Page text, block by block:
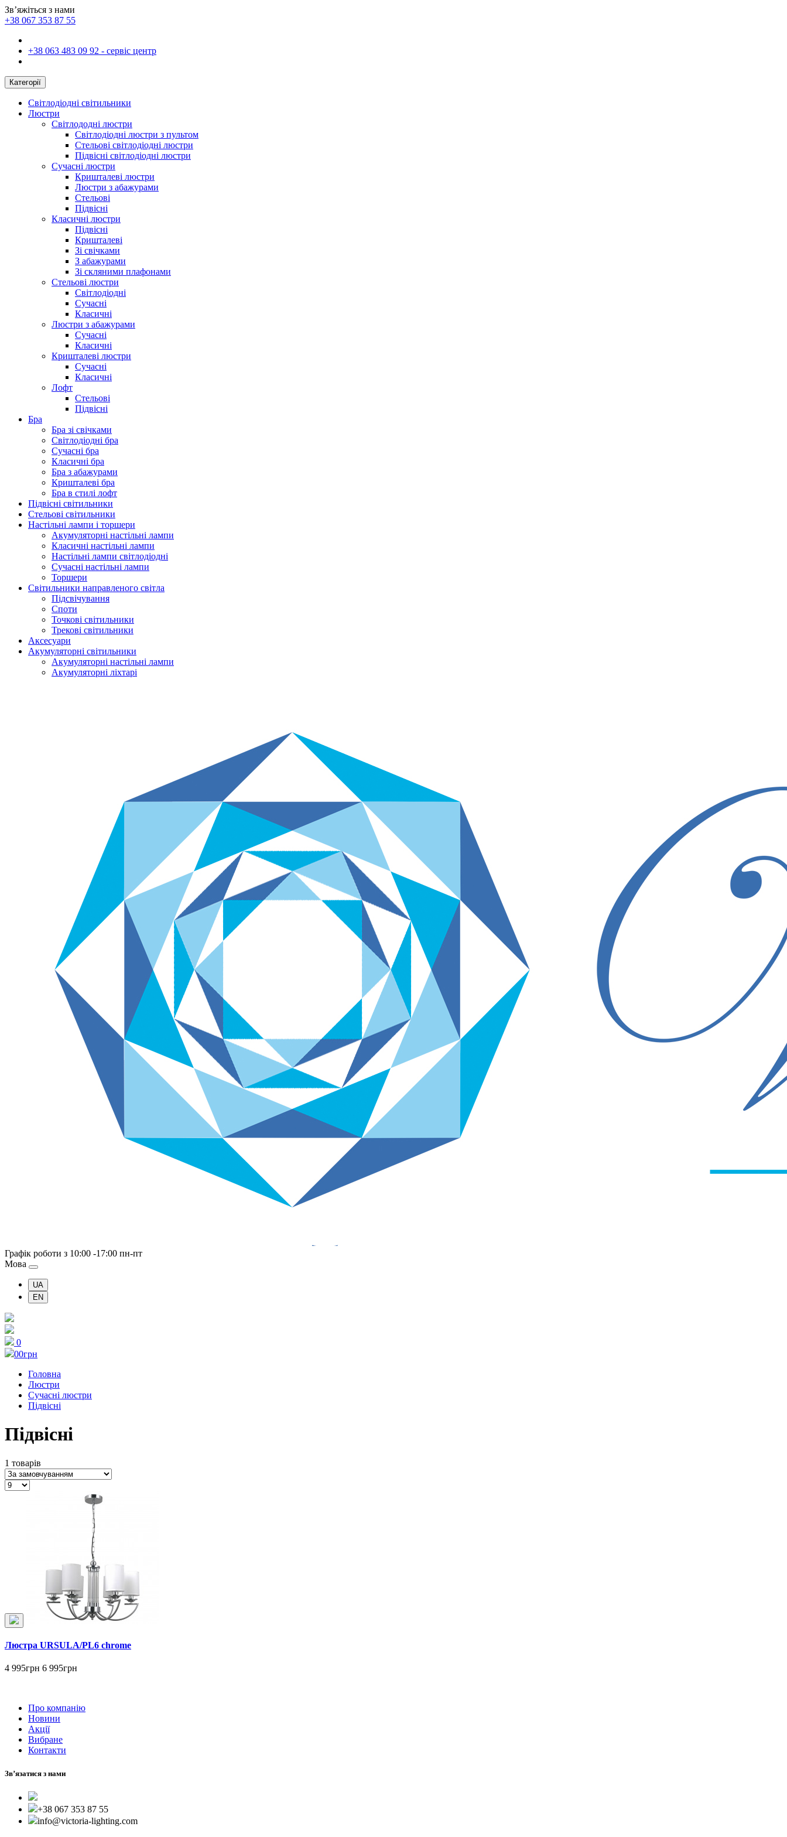
Зв’яжіться з нами
+38 067 353 87 55
+38 063 483 09 92 - сервіс центр
Категорії
Світлодіодні світильники
Люстри
Світлододні люстри
Світлодіодні люстри з пультом
Стельові світлодіодні люстри
Підвісні світлодіодні люстри
Сучасні люстри
Кришталеві люстри
Люстри з абажурами
Стельові
Підвісні
Класичні люстри
Підвісні
Кришталеві
Зі свічками
З абажурами
Зі скляними плафонами
Стельові люстри
Світлодіодні
Сучасні
Класичні
Люстри з абажурами
Сучасні
Класичні
Кришталеві люстри
Сучасні
Класичні
Лофт
Стельові
Підвісні
Бра
Бра зі свічками
Світлодіодні бра
Сучасні бра
Класичні бра
Бра з абажурами
Кришталеві бра
Бра в стилі лофт
Підвісні світильники
Стельові світильники
Настільні лампи і торшери
Акумуляторні настільні лампи
Класичні настільні лампи
Настільні лампи світлодіодні
Сучасні настільні лампи
Торшери
Світильники направленого світла
Підсвічування
Споти
Точкові світильники
Трекові світильники
Аксесуари
Акумуляторні світильники
Акумуляторні настільні лампи
Акумуляторні ліхтарі
Графік роботи з 10:00 -17:00 пн-пт
Мова
UA
EN
0
00грн
Головна
Люстри
Сучасні люстри
Підвісні
Підвісні
1 товарів
Люстра URSULA/PL6 chrome
4 995грн 6 995грн
Про компанію
Новини
Акції
Вибране
Контакти
Зв’язатися з нами
+38 067 353 87 55
info@victoria-lighting.com